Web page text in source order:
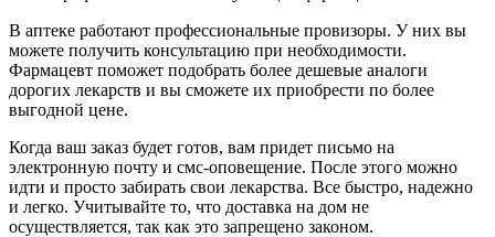
В аптеке работают профессиональные провизоры. У них вы
можете получить консультацию при необходимости.
Фармацевт поможет подобрать более дешевые аналоги
дорогих лекарств и вы сможете их приобрести по более
выгодной цене.
Когда ваш заказ будет готов, вам придет письмо на
электронную почту и смс-оповещение. После этого можно
идти и просто забирать свои лекарства. Все быстро, надежно
и легко. Учитывайте то, что доставка на дом не
осуществляется, так как это запрещено законом.